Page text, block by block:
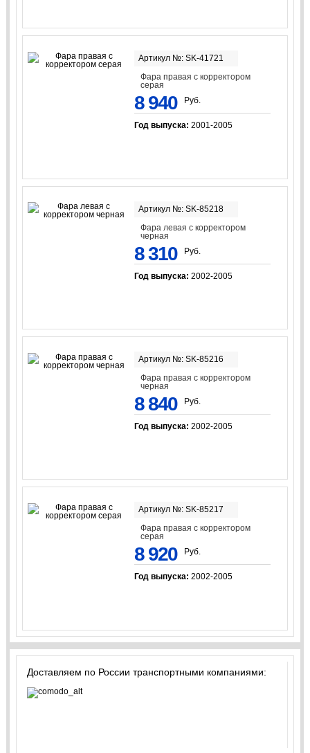
Артикул №: SK-41721
Фара правая с корректором
серая
8 940 Руб.
Год выпуска: 2001-2005
Артикул №: SK-85218
Фара левая с корректором
черная
8 310 Руб.
Год выпуска: 2002-2005
Артикул №: SK-85216
Фара правая с корректором
черная
8 840 Руб.
Год выпуска: 2002-2005
Артикул №: SK-85217
Фара правая с корректором
серая
8 920 Руб.
Год выпуска: 2002-2005
Доставляем по России транспортными компаниями: